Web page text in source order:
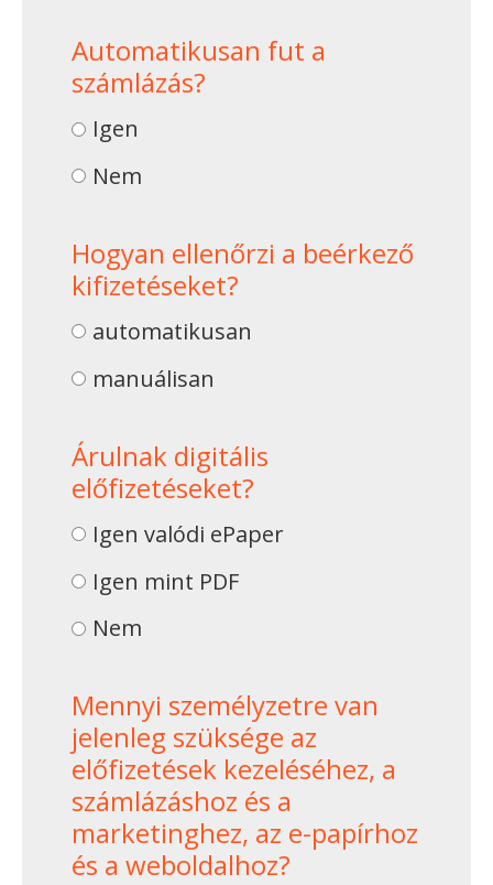
Automatikusan fut a
számlázás?
Igen
Nem
Hogyan ellenőrzi a beérkező
kifizetéseket?
automatikusan
manuálisan
Árulnak digitális
előfizetéseket?
Igen valódi ePaper
Igen mint PDF
Nem
Mennyi személyzetre van
jelenleg szüksége az
előfizetések kezeléséhez, a
számlázáshoz és a
marketinghez, az e-papírhoz
és a weboldalhoz?